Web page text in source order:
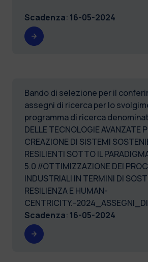
Scadenza: 16-05-2024
Bando di selezione per il
assegni di ricerca per lo
programma di ricerca
DELLE TECNOLOGIE AVANZATE
CREAZIONE DI SISTEMI
RESILIENTI SOTTO IL
5.0 //OTTIMIZZAZIONE DEI
INDUSTRIALI IN TERMINI DI
RESILIENZA E HUMAN-
CENTRICITY.-
Scadenza: 16-05-2024